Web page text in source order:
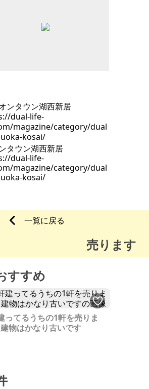
タウン湖西新居
dual-life-
magazine/category/dual
kosai/
一覧に戻る
売ります
すすめ
ってるうちの1軒を売りま
物はかなり古いです